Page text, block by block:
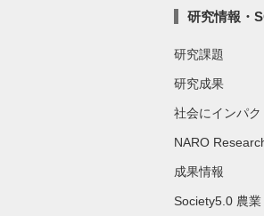
研究情報・
研究課題
研究成果
社会にインパ
NARO
成果情報
Society5.0 農